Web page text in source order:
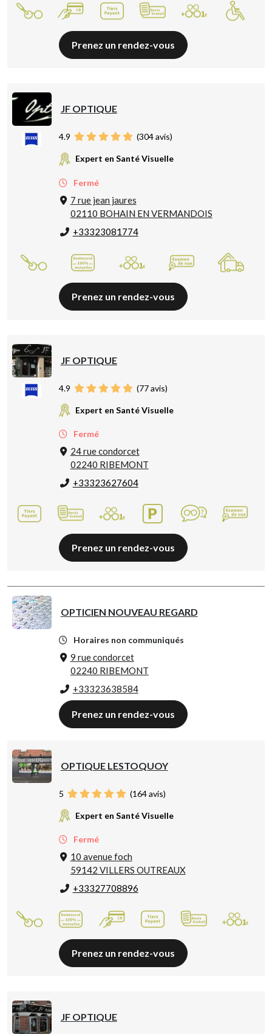
Prenez un rendez-vous
JF OPTIQUE
4.9 (304avis)
Expert en Santé Visuelle
Fermé
7 rue jean jaures
02110 BOHAIN EN VERMANDOIS
+33323081774
Prenez un rendez-vous
JF OPTIQUE
4.9 (77avis)
Expert en Santé Visuelle
Fermé
24 rue condorcet
02240 RIBEMONT
+33323627604
Prenez un rendez-vous
OPTICIEN NOUVEAU REGARD
Horaires non communiqués
9 rue condorcet
02240 RIBEMONT
+33323638584
Prenez un rendez-vous
OPTIQUE LESTOQUOY
5 (164avis)
Expert en Santé Visuelle
Fermé
10 avenue foch
59142 VILLERS OUTREAUX
+33327708896
Prenez un rendez-vous
JF OPTIQUE